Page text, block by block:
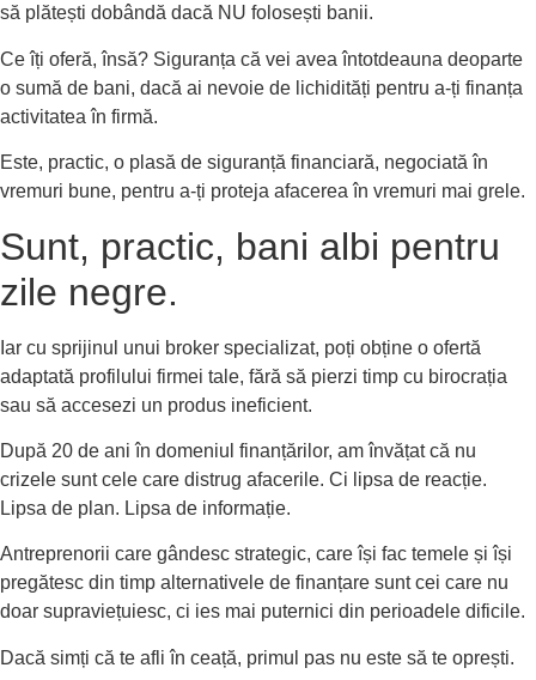
să plătești dobândă dacă NU folosești banii.
Ce îți oferă, însă? Siguranța că vei avea întotdeauna deoparte
o sumă de bani, dacă ai nevoie de lichidități pentru a-ți finanța
activitatea în firmă.
Este, practic, o plasă de siguranță financiară, negociată în
vremuri bune, pentru a-ți proteja afacerea în vremuri mai grele.
Sunt, practic, bani albi pentru
zile negre.
Iar cu sprijinul unui broker specializat, poți obține o ofertă
adaptată profilului firmei tale, fără să pierzi timp cu birocrația
sau să accesezi un produs ineficient.
După 20 de ani în domeniul finanțărilor, am învățat că nu
crizele sunt cele care distrug afacerile. Ci lipsa de reacție.
Lipsa de plan. Lipsa de informație.
Antreprenorii care gândesc strategic, care își fac temele și își
pregătesc din timp alternativele de finanțare sunt cei care nu
doar supraviețuiesc, ci ies mai puternici din perioadele dificile.
Dacă simți că te afli în ceață, primul pas nu este să te oprești.